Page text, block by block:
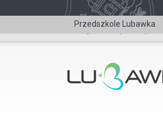
Przedszkole Lubawka
Wersja dla